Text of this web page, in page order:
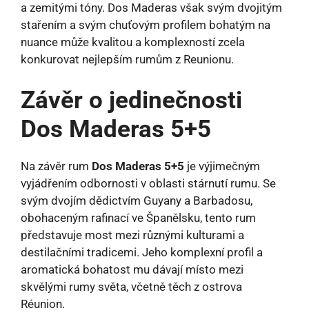
a zemitými tóny. Dos Maderas však svým dvojitým
stařením a svým chuťovým profilem bohatým na
nuance může kvalitou a komplexností zcela
konkurovat nejlepším rumům z Reunionu.
Závěr o jedinečnosti
Dos Maderas 5+5
Na závěr rum Dos Maderas 5+5 je výjimečným
vyjádřením odbornosti v oblasti stárnutí rumu. Se
svým dvojím dědictvím Guyany a Barbadosu,
obohaceným rafinací ve Španělsku, tento rum
představuje most mezi různými kulturami a
destilačními tradicemi. Jeho komplexní profil a
aromatická bohatost mu dávají místo mezi
skvělými rumy světa, včetně těch z ostrova
Réunion.